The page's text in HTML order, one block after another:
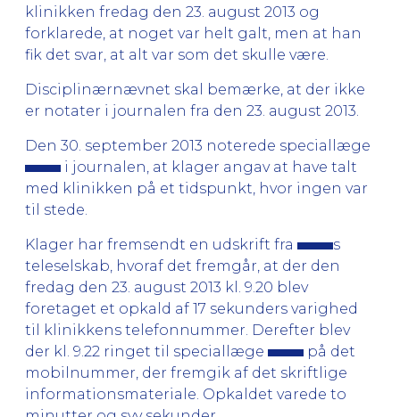
klinikken fredag den 23. august 2013 og
forklarede, at noget var helt galt, men at han
fik det svar, at alt var som det skulle være.
Disciplinærnævnet skal bemærke, at der ikke
er notater i journalen fra den 23. august 2013.
Den 30. september 2013 noterede speciallæge
i journalen, at klager angav at have talt
med klinikken på et tidspunkt, hvor ingen var
til stede.
Klager har fremsendt en udskrift fra
s
teleselskab, hvoraf det fremgår, at der den
fredag den 23. august 2013 kl. 9.20 blev
foretaget et opkald af 17 sekunders varighed
til klinikkens telefonnummer. Derefter blev
der kl. 9.22 ringet til speciallæge
på det
mobilnummer, der fremgik af det skriftlige
informationsmateriale. Opkaldet varede to